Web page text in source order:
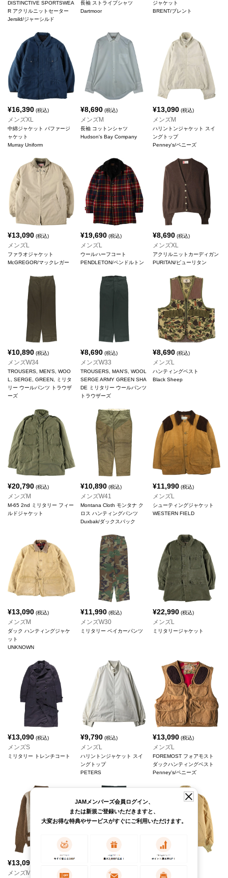
DISTINCTIVE SPORTSWEA
R アクリルニットセーター
Jersild/ジャーシルド
長袖 ストライプシャツ
Dartmoor
ジャケット
BRENT/ブレント
¥16,390 (税込)
メンズXL
中綿ジャケット パファージ
ャケット
Murray Uniform
¥8,690(税込)
メンズM
長袖 コットンシャツ
Hudson's Bay Company
¥13,090 (税込)
メンズM
ハリントンジャケット スイ
ングトップ
Penney's/ペニーズ
¥13,090 (税込)
メンズL
ファラオジャケット
McGREGOR/マックレガー
¥19,690(税込)
メンズL
ウールハーフコート
PENDLETON/ペンドルトン
¥8,690 (税込)
メンズXL
アクリルニットカーディガン
PURITAN/ピューリタン
¥10,890 (税込)
メンズW34
TROUSERS, MEN'S, WOO
L, SERGE, GREEN, ミリタ
リー ウールパンツ トラウザ
ーズ
¥8,690(税込)
メンズW33
TROUSERS, MAN'S, WOOL
SERGE ARMY GREEN SHA
DE ミリタリー ウールパンツ
トラウザーズ
¥8,690 (税込)
メンズL
ハンティングベスト
Black Sheep
¥20,790 (税込)
メンズM
M-65 2nd ミリタリー フィー
ルドジャケット
¥10,890(税込)
メンズW41
Montana Cloth モンタナ ク
ロス ハンティングパンツ
Duxbak/ダックスバック
¥11,990 (税込)
メンズL
シューティングジャケット
WESTERN FIELD
¥13,090 (税込)
メンズM
ダック ハンティングジャケ
ット
UNKNOWN
¥11,990(税込)
メンズW30
ミリタリー ベイカーパンツ
¥22,990 (税込)
メンズL
ミリタリージャケット
¥13,090 (税込)
メンズS
ミリタリー トレンチコート
¥9,790(税込)
メンズL
ハリントンジャケット スイ
ングトップ
PETERS
¥13,090 (税込)
メンズL
FOREMOST フォアモスト
ダックハンティングベスト
Penney's/ペニーズ
¥13,090
メンズM メンズW31 メンズL
JAMメンバーズ会員ログイン、
または新規ご登録いただきますと、
大変お得な特典やサービスがすぐにご利用いただけます。